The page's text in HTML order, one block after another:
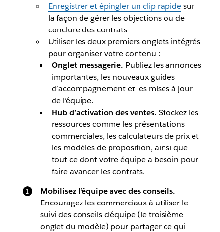
Enregistrer et épingler un clip rapidesur
la façon de gérer les objections ou de
conclure des contrats
Utiliser les deux premiers onglets intégrés
pour organiser votre contenu :
Onglet messagerie. Publiez les annonces
importantes, les nouveaux guides
d’accompagnement et les mises à jour
de l’équipe.
Hub d’activation des ventes. Stockez les
ressources comme les présentations
commerciales, les calculateurs de prix et
les modèles de proposition, ainsi que
tout ce dont votre équipe a besoin pour
faire avancer les contrats.
Mobilisez l’équipe avec des conseils.
Encouragez les commerciaux à utiliser le
suivi des conseils d’équipe (le troisième
onglet du modèle) pour partager ce qui